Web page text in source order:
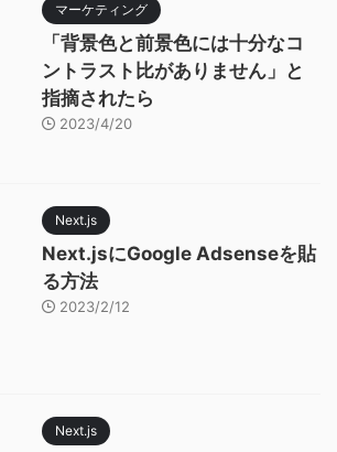
マーケティング
「背景色と前景色には十分なコ
ントラスト比がありません」と
指摘されたら
2023/4/20
Next.js
Next.jsにGoogle Adsenseを貼
る方法
2023/2/12
Next.js